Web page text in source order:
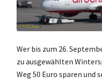
Wer bis zum 26.
zu ausgewählten
Weg 50 Euro sparen und